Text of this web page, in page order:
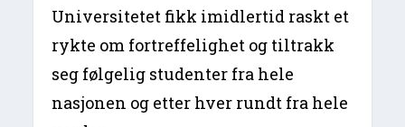
Universitetet fikk imidlertid raskt et
rykte om fortreffelighet og tiltrakk
seg følgelig studenter fra hele
nasjonen og etter hver rundt fra hele